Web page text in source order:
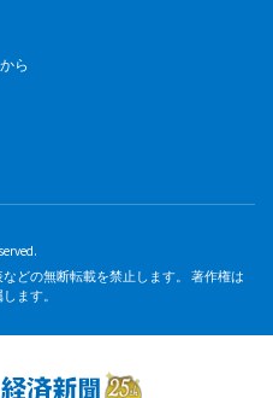
ら
どの無断転載を禁止します。 著作権は
ます。